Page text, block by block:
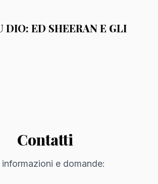
DIO: ED SHEERAN E GLI
Contatti
informazioni e domande: